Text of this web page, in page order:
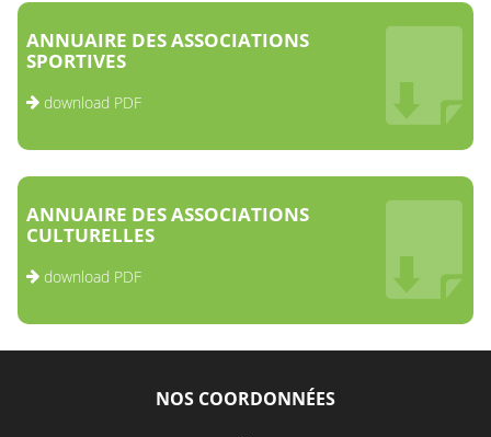
ANNUAIRE DES ASSOCIATIONS
SPORTIVES
download PDF
ANNUAIRE DES ASSOCIATIONS
CULTURELLES
download PDF
NOS COORDONNÉES